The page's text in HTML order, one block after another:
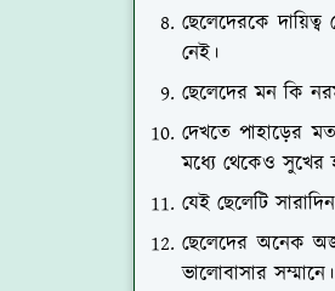
ছেলেদেরকে
নেই।
ছেলেদের মন কি
দেখতে পাহাড়ের
মধ্যে থেকেও সুখের
যেই ছেলেটি
ছেলেদের অনেক
ভালোবাসার সম্মানে।